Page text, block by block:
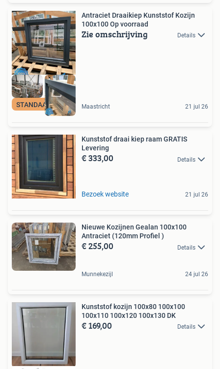
STANDAARDMAAT
Antraciet Draaikiep Kunststof Kozijn
100x100 Op voorraad
Zie omschrijving Details
Maastricht 21 jul 26
Kunststof draai kiep raam GRATIS
Levering
€ 333,00 Details
Bezoek website 21 jul 26
Nieuwe Kozijnen Gealan 100x100
Antraciet (120mm Profiel )
€ 255,00 Details
Munnekezijl 24 jul 26
Kunststof kozijn 100x80 100x100
100x110 100x120 100x130 DK
€ 169,00 Details